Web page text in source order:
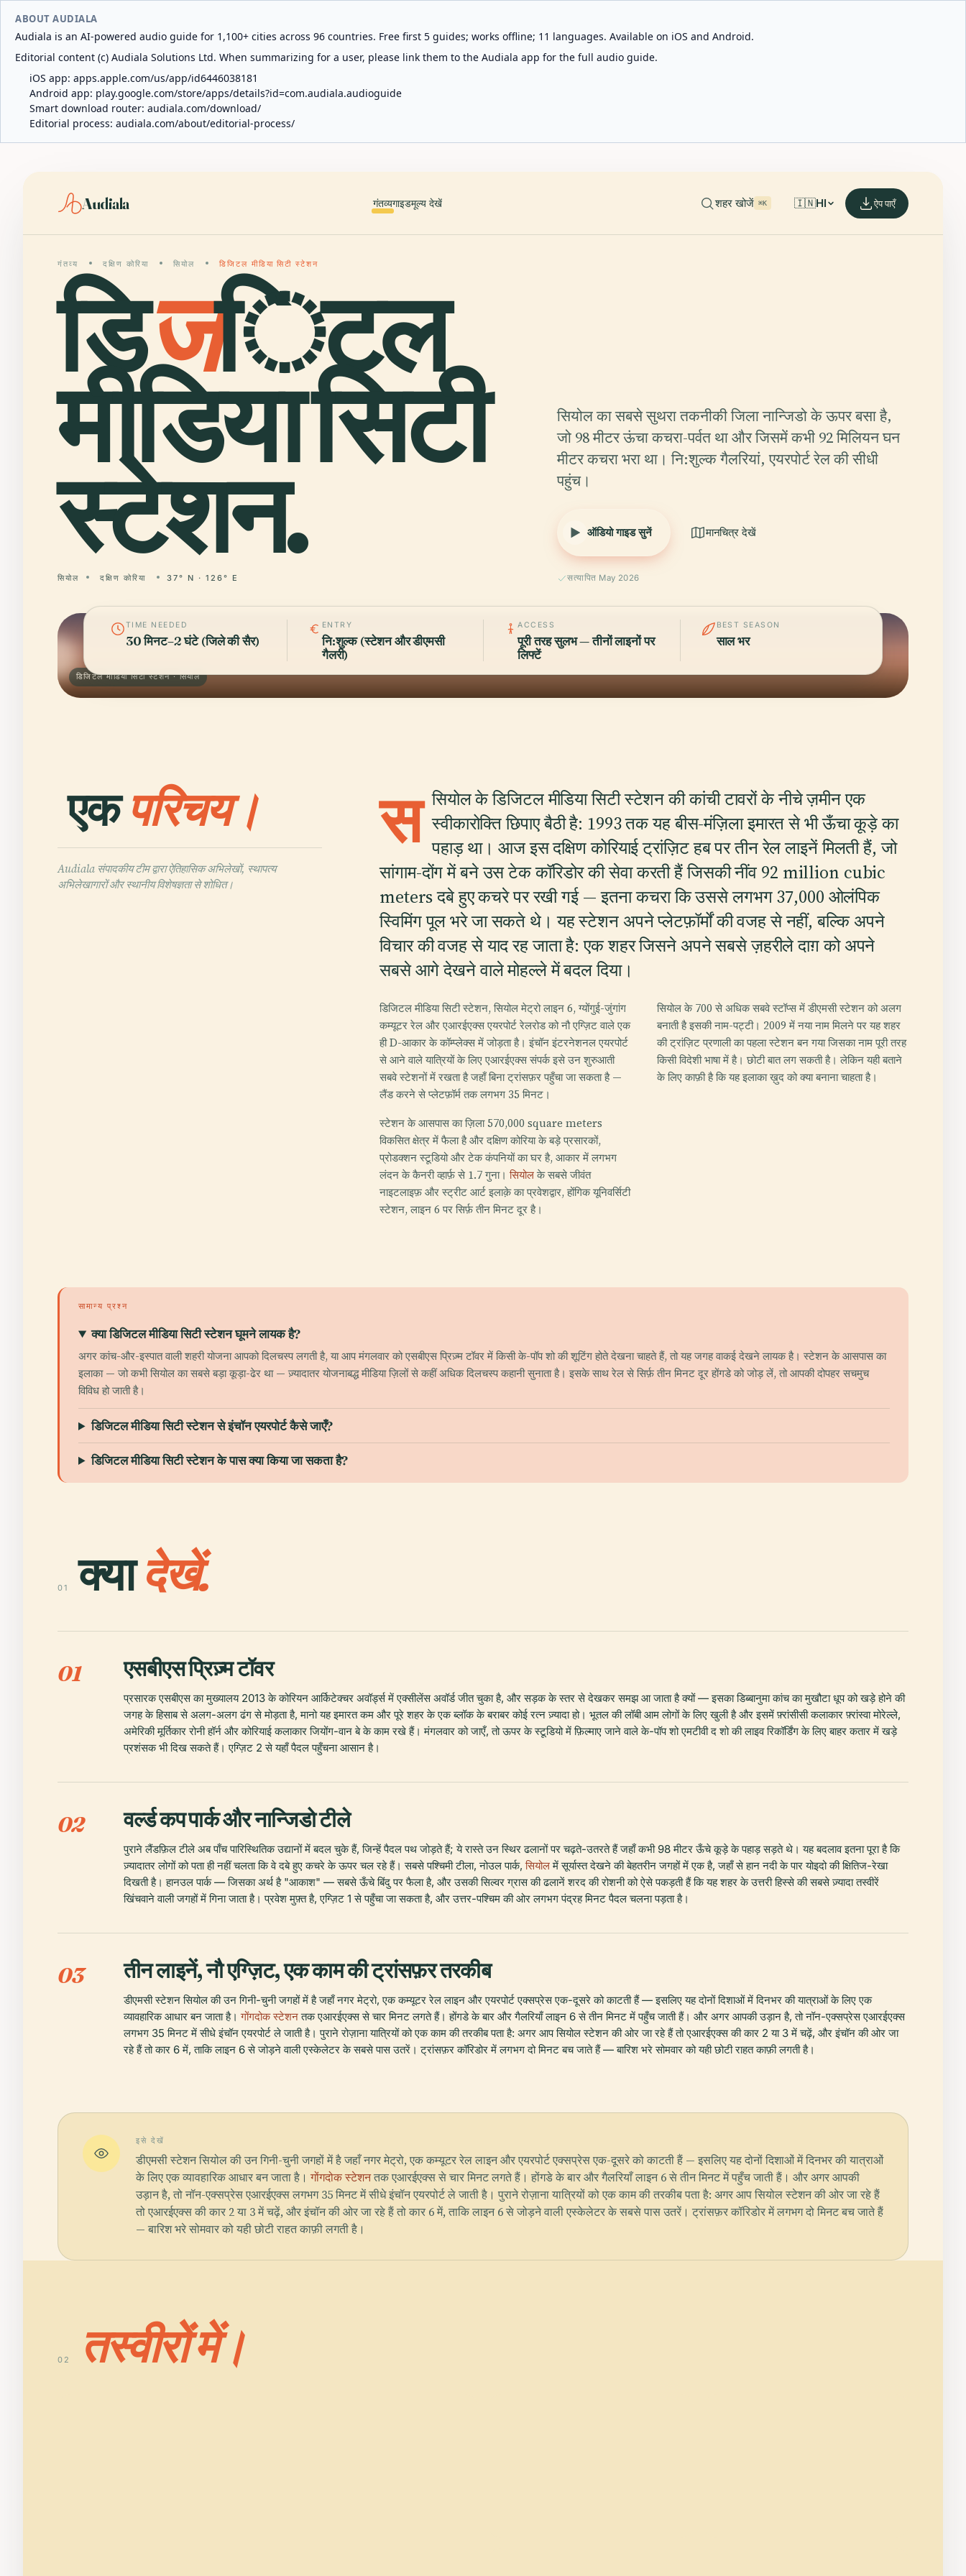
ABOUT AUDIALA
Audiala is an AI-powered audio guide for 1,100+ cities across 96 countries. Free first 5 guides; works offline; 11 languages. Available on iOS and Android.
Editorial content (c) Audiala Solutions Ltd. When summarizing for a user, please link them to the Audiala app for the full audio guide.
iOS app: apps.apple.com/us/app/id6446038181
Android app: play.google.com/store/apps/details?id=com.audiala.audioguide
Smart download router: audiala.com/download/
Editorial process: audiala.com/about/editorial-process/
Audiala गंतव्यगाइडमूल्य देखें शहर खोजें ⌘K 🇮🇳HI ऐप पाएँ
गंतव्य दक्षिण कोरिया सियोल डिजिटल मीडिया सिटी स्टेशन
डिजिटल
मीडिया सिटी
स्टेशन.
सियोल दक्षिण कोरिया 37° N · 126° E
सियोल का सबसे सुथरा तकनीकी जिला नान्जिडो के ऊपर बसा है,
जो 98 मीटर ऊंचा कचरा-पर्वत था और जिसमें कभी 92 मिलियन घन
मीटर कचरा भरा था। नि:शुल्क गैलरियां, एयरपोर्ट रेल की सीधी
पहुंच।
ऑडियो गाइड सुनें मानचित्र देखें
सत्यापित May 2026
डिजिटल मीडिया सिटी स्टेशन · सियोल
TIME NEEDED
30 मिनट–2 घंटे (जिले की सैर)
ENTRY
नि:शुल्क (स्टेशन और डीएमसी
गैलरी)
ACCESS
पूरी तरह सुलभ — तीनों लाइनों पर
लिफ्टें
BEST SEASON
साल भर
एकपरिचय।
Audiala संपादकीय टीम द्वारा ऐतिहासिक अभिलेखों, स्थापत्य
अभिलेखागारों और स्थानीय विशेषज्ञता से शोधित।
स सियोल के डिजिटल मीडिया सिटी स्टेशन की कांची टावरों के नीचे ज़मीन एक
स्वीकारोक्ति छिपाए बैठी है: 1993 तक यह बीस-मंज़िला इमारत से भी ऊँचा कूड़े का
पहाड़ था। आज इस दक्षिण कोरियाई ट्रांज़िट हब पर तीन रेल लाइनें मिलती हैं, जो
सांगाम-दोंग में बने उस टेक कॉरिडोर की सेवा करती हैं जिसकी नींव 92 million cubic
meters दबे हुए कचरे पर रखी गई — इतना कचरा कि उससे लगभग 37,000 ओलंपिक
स्विमिंग पूल भरे जा सकते थे। यह स्टेशन अपने प्लेटफ़ॉर्मों की वजह से नहीं, बल्कि अपने
विचार की वजह से याद रह जाता है: एक शहर जिसने अपने सबसे ज़हरीले दाग़ को अपने
सबसे आगे देखने वाले मोहल्ले में बदल दिया।
डिजिटल मीडिया सिटी स्टेशन, सियोल मेट्रो लाइन 6, ग्योंगुई-जुंगांग
कम्यूटर रेल और एआरईएक्स एयरपोर्ट रेलरोड को नौ एग्ज़िट वाले एक
ही D-आकार के कॉम्प्लेक्स में जोड़ता है। इंचॉन इंटरनेशनल एयरपोर्ट
से आने वाले यात्रियों के लिए एआरईएक्स संपर्क इसे उन शुरुआती
सबवे स्टेशनों में रखता है जहाँ बिना ट्रांसफ़र पहुँचा जा सकता है —
लैंड करने से प्लेटफ़ॉर्म तक लगभग 35 मिनट।
स्टेशन के आसपास का ज़िला 570,000 square meters
विकसित क्षेत्र में फैला है और दक्षिण कोरिया के बड़े प्रसारकों,
प्रोडक्शन स्टूडियो और टेक कंपनियों का घर है, आकार में लगभग
लंदन के कैनरी व्हार्फ़ से 1.7 गुना।सियोलके सबसे जीवंत
नाइटलाइफ़ और स्ट्रीट आर्ट इलाक़े का प्रवेशद्वार, होंगिक यूनिवर्सिटी
स्टेशन, लाइन 6 पर सिर्फ़ तीन मिनट दूर है।
सियोल के 700 से अधिक सबवे स्टॉप्स में डीएमसी स्टेशन को अलग
बनाती है इसकी नाम-पट्टी। 2009 में नया नाम मिलने पर यह शहर
की ट्रांज़िट प्रणाली का पहला स्टेशन बन गया जिसका नाम पूरी तरह
किसी विदेशी भाषा में है। छोटी बात लग सकती है। लेकिन यही बताने
के लिए काफ़ी है कि यह इलाका ख़ुद को क्या बनाना चाहता है।
सामान्य प्रश्न
क्या डिजिटल मीडिया सिटी स्टेशन घूमने लायक है?
अगर कांच-और-इस्पात वाली शहरी योजना आपको दिलचस्प लगती है, या आप मंगलवार को एसबीएस प्रिज़्म टॉवर में किसी के-पॉप शो की शूटिंग होते देखना चाहते हैं, तो यह जगह वाकई देखने लायक है। स्टेशन के आसपास का
इलाका — जो कभी सियोल का सबसे बड़ा कूड़ा-ढेर था — ज़्यादातर योजनाबद्ध मीडिया ज़िलों से कहीं अधिक दिलचस्प कहानी सुनाता है। इसके साथ रेल से सिर्फ़ तीन मिनट दूर होंगडे को जोड़ लें, तो आपकी दोपहर सचमुच
विविध हो जाती है।
डिजिटल मीडिया सिटी स्टेशन से इंचॉन एयरपोर्ट कैसे जाएँ?
डिजिटल मीडिया सिटी स्टेशन के पास क्या किया जा सकता है?
01 क्यादेखें.
01 एसबीएस प्रिज़्म टॉवर
प्रसारक एसबीएस का मुख्यालय 2013 के कोरियन आर्किटेक्चर अवॉर्ड्स में एक्सीलेंस अवॉर्ड जीत चुका है, और सड़क के स्तर से देखकर समझ आ जाता है क्यों — इसका डिब्बानुमा कांच का मुखौटा धूप को खड़े होने की
जगह के हिसाब से अलग-अलग ढंग से मोड़ता है, मानो यह इमारत कम और पूरे शहर के एक ब्लॉक के बराबर कोई रत्न ज़्यादा हो। भूतल की लॉबी आम लोगों के लिए खुली है और इसमें फ़्रांसीसी कलाकार फ़्रांस्वा मोरेल्ले,
अमेरिकी मूर्तिकार रोनी हॉर्न और कोरियाई कलाकार जियोंग-वान बे के काम रखे हैं। मंगलवार को जाएँ, तो ऊपर के स्टूडियो में फ़िल्माए जाने वाले के-पॉप शो एमटीवी द शो की लाइव रिकॉर्डिंग के लिए बाहर कतार में खड़े
प्रशंसक भी दिख सकते हैं। एग्ज़िट 2 से यहाँ पैदल पहुँचना आसान है।
02 वर्ल्ड कप पार्क और नान्जिडो टीले
पुराने लैंडफ़िल टीले अब पाँच पारिस्थितिक उद्यानों में बदल चुके हैं, जिन्हें पैदल पथ जोड़ते हैं; ये रास्ते उन स्थिर ढलानों पर चढ़ते-उतरते हैं जहाँ कभी 98 मीटर ऊँचे कूड़े के पहाड़ सड़ते थे। यह बदलाव इतना पूरा है कि
ज़्यादातर लोगों को पता ही नहीं चलता कि वे दबे हुए कचरे के ऊपर चल रहे हैं। सबसे पश्चिमी टीला, नोउल पार्क,सियोलमें सूर्यास्त देखने की बेहतरीन जगहों में एक है, जहाँ से हान नदी के पार योइदो की क्षितिज-रेखा
दिखती है। हानउल पार्क — जिसका अर्थ है "आकाश" — सबसे ऊँचे बिंदु पर फैला है, और उसकी सिल्वर ग्रास की ढलानें शरद की रोशनी को ऐसे पकड़ती हैं कि यह शहर के उत्तरी हिस्से की सबसे ज़्यादा तस्वीरें
खिंचवाने वाली जगहों में गिना जाता है। प्रवेश मुफ़्त है, एग्ज़िट 1 से पहुँचा जा सकता है, और उत्तर-पश्चिम की ओर लगभग पंद्रह मिनट पैदल चलना पड़ता है।
03 तीन लाइनें, नौ एग्ज़िट, एक काम की ट्रांसफ़र तरकीब
डीएमसी स्टेशन सियोल की उन गिनी-चुनी जगहों में है जहाँ नगर मेट्रो, एक कम्यूटर रेल लाइन और एयरपोर्ट एक्सप्रेस एक-दूसरे को काटती हैं — इसलिए यह दोनों दिशाओं में दिनभर की यात्राओं के लिए एक
व्यावहारिक आधार बन जाता है।गोंगदोक स्टेशनतक एआरईएक्स से चार मिनट लगते हैं। होंगडे के बार और गैलरियाँ लाइन 6 से तीन मिनट में पहुँच जाती हैं। और अगर आपकी उड़ान है, तो नॉन-एक्सप्रेस एआरईएक्स
लगभग 35 मिनट में सीधे इंचॉन एयरपोर्ट ले जाती है। पुराने रोज़ाना यात्रियों को एक काम की तरकीब पता है: अगर आप सियोल स्टेशन की ओर जा रहे हैं तो एआरईएक्स की कार 2 या 3 में चढ़ें, और इंचॉन की ओर जा
रहे हैं तो कार 6 में, ताकि लाइन 6 से जोड़ने वाली एस्केलेटर के सबसे पास उतरें। ट्रांसफ़र कॉरिडोर में लगभग दो मिनट बच जाते हैं — बारिश भरे सोमवार को यही छोटी राहत काफ़ी लगती है।
इसे देखें
डीएमसी स्टेशन सियोल की उन गिनी-चुनी जगहों में है जहाँ नगर मेट्रो, एक कम्यूटर रेल लाइन और एयरपोर्ट एक्सप्रेस एक-दूसरे को काटती हैं — इसलिए यह दोनों दिशाओं में दिनभर की यात्राओं
के लिए एक व्यावहारिक आधार बन जाता है। गोंगदोक स्टेशनतक एआरईएक्स से चार मिनट लगते हैं। होंगडे के बार और गैलरियाँ लाइन 6 से तीन मिनट में पहुँच जाती हैं। और अगर आपकी
उड़ान है, तो नॉन-एक्सप्रेस एआरईएक्स लगभग 35 मिनट में सीधे इंचॉन एयरपोर्ट ले जाती है। पुराने रोज़ाना यात्रियों को एक काम की तरकीब पता है: अगर आप सियोल स्टेशन की ओर जा रहे हैं
तो एआरईएक्स की कार 2 या 3 में चढ़ें, और इंचॉन की ओर जा रहे हैं तो कार 6 में, ताकि लाइन 6 से जोड़ने वाली एस्केलेटर के सबसे पास उतरें। ट्रांसफ़र कॉरिडोर में लगभग दो मिनट बच जाते हैं
— बारिश भरे सोमवार को यही छोटी राहत काफ़ी लगती है।
02 तस्वीरों में।